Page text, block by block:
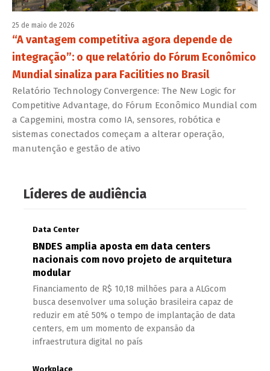
25 de maio de 2026
“A vantagem competitiva agora depende de
integração”: o que relatório do Fórum Econômico
Mundial sinaliza para Facilities no Brasil
Relatório Technology Convergence: The New Logic for
Competitive Advantage, do Fórum Econômico Mundial com
a Capgemini, mostra como IA, sensores, robótica e
sistemas conectados começam a alterar operação,
manutenção e gestão de ativo
Líderes de audiência
Data Center
BNDES amplia aposta em data centers
nacionais com novo projeto de arquitetura
modular
Financiamento de R$ 10,18 milhões para a ALGcom
busca desenvolver uma solução brasileira capaz de
reduzir em até 50% o tempo de implantação de data
centers, em um momento de expansão da
infraestrutura digital no país
Workplace